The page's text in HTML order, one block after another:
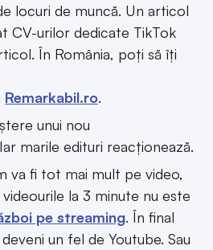
locuri de muncă. Un articol
CV-urilor dedicate TikTok
În România, poți să îți
Remarkabil.ro.
unui nou
marile edituri reacționează.
va fi tot mai mult pe video,
la 3 minute nu este
pe streaming. În final
un fel de Youtube. Sau